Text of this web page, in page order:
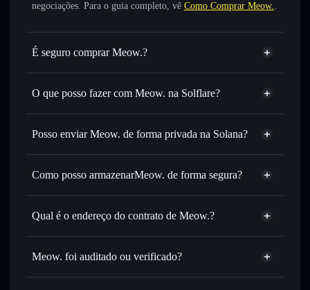
negociações. Para o guia completo, vê Como Comprar Meow..
É seguro comprar Meow.?
Meow. não está verificado
O que posso fazer com Meow. na Solflare?
Meow.
Carteira Solflare
Trocar instantaneamente— trocar MEOW. por SOL,
encaminhamento inteligente de ordens para obteres o
melhor preço disponível
Utilizar DCA— investir de forma faseada ao longo do
associar publicamente as carteiras usando o Agregador de
Posso enviar Meow. de forma privada na Solana?
Agregador de Privacidade
Solflare Meow.
Como posso armazenarMeow. de forma segura?
Meow.
carteira
Agregador de Privacidade
Qual é o endereço do contrato de Meow.?
Meow.
Meow. foi auditado ou verificado?
Meow. não está verificado